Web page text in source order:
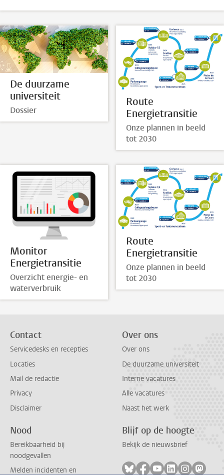
De duurzame
universiteit
Dossier
Route
Energietransitie
Onze plannen in beeld
tot 2030
Monitor
Energietransitie
Overzicht energie- en
waterverbruik
Route
Energietransitie
Onze plannen in beeld
tot 2030
Contact
Servicedesks en recepties
Locaties
Mail de redactie
Privacy
Disclaimer
Over ons
Over ons
De duurzame universiteit
Interne vacatures
Alle vacatures
Naast het werk
Nood
Bereikbaarheid bij
noodgevallen
Melden incidenten en
Blijf op de hoogte
Bekijk de nieuwsbrief
Volg ons op bluesky
Volg ons op facebook
Volg ons op
Volg ons op
Volg ons
Volg